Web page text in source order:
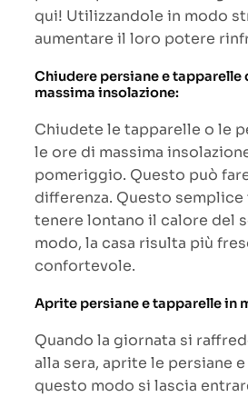
qui! Utilizzandole in modo
aumentare il loro potere
Chiudere persiane e tapparelle
massima insolazione:
Chiudete le tapparelle o le
le ore di massima
pomeriggio. Questo può
differenza. Questo
tenere lontano il calore del
modo, la casa risulta più
confortevole.
Aprite persiane e tapparelle in
Quando la giornata si
alla sera, aprite le persiane
questo modo si lascia